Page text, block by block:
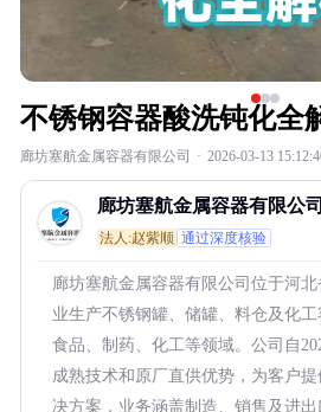
不锈钢容器酸洗钝化全
廊坊塞航金属容器有限公司 · 2026-03-13
廊坊塞航金属容器有限公司
法人:赵紫顺 通过深度核验
廊坊塞航金属容器有限公司位于河
业生产不锈钢罐、储罐、料仓及化
食品、制药、化工等领域。公司自
成熟技术和原厂直供优势，为客户
决方案，业务涵盖制造、销售及进